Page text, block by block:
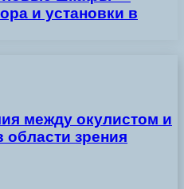
и установки в
между окулистом и
зрения